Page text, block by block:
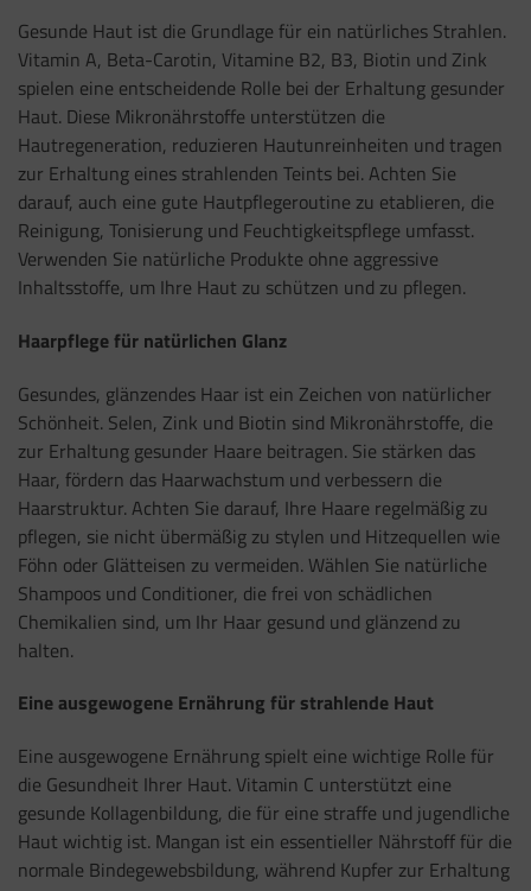
Gesunde Haut ist die Grundlage für ein natürliches Strahlen.
Vitamin A, Beta-Carotin, Vitamine B2, B3, Biotin und Zink
spielen eine entscheidende Rolle bei der Erhaltung gesunder
Haut. Diese Mikronährstoffe unterstützen die
Hautregeneration, reduzieren Hautunreinheiten und tragen
zur Erhaltung eines strahlenden Teints bei. Achten Sie
darauf, auch eine gute Hautpflegeroutine zu etablieren, die
Reinigung, Tonisierung und Feuchtigkeitspflege umfasst.
Verwenden Sie natürliche Produkte ohne aggressive
Inhaltsstoffe, um Ihre Haut zu schützen und zu pflegen.
Haarpflege für natürlichen Glanz
Gesundes, glänzendes Haar ist ein Zeichen von natürlicher
Schönheit. Selen, Zink und Biotin sind Mikronährstoffe, die
zur Erhaltung gesunder Haare beitragen. Sie stärken das
Haar, fördern das Haarwachstum und verbessern die
Haarstruktur. Achten Sie darauf, Ihre Haare regelmäßig zu
pflegen, sie nicht übermäßig zu stylen und Hitzequellen wie
Föhn oder Glätteisen zu vermeiden. Wählen Sie natürliche
Shampoos und Conditioner, die frei von schädlichen
Chemikalien sind, um Ihr Haar gesund und glänzend zu
halten.
Eine ausgewogene Ernährung für strahlende Haut
Eine ausgewogene Ernährung spielt eine wichtige Rolle für
die Gesundheit Ihrer Haut. Vitamin C unterstützt eine
gesunde Kollagenbildung, die für eine straffe und jugendliche
Haut wichtig ist. Mangan ist ein essentieller Nährstoff für die
normale Bindegewebsbildung, während Kupfer zur Erhaltung